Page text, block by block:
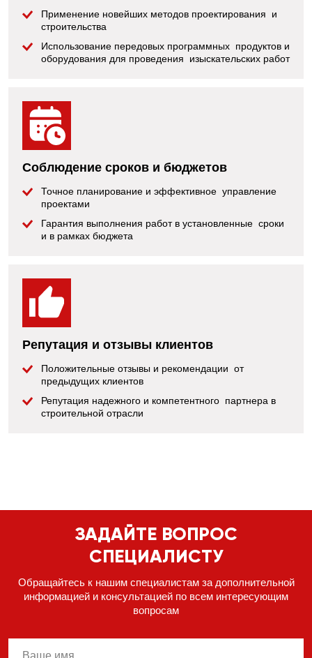
Применение новейших методов проектирования и
строительства
Использование передовых программных продуктов и
оборудования для проведения изыскательских работ
Соблюдение сроков и бюджетов
Точное планирование и эффективное управление
проектами
Гарантия выполнения работ в установленные сроки
и в рамках бюджета
Репутация и отзывы клиентов
Положительные отзывы и рекомендации от
предыдущих клиентов
Репутация надежного и компетентного партнера в
строительной отрасли
ЗАДАЙТЕ ВОПРОС
СПЕЦИАЛИСТУ
Обращайтесь к нашим специалистам за дополнительной
информацией и консультацией по всем интересующим
вопросам